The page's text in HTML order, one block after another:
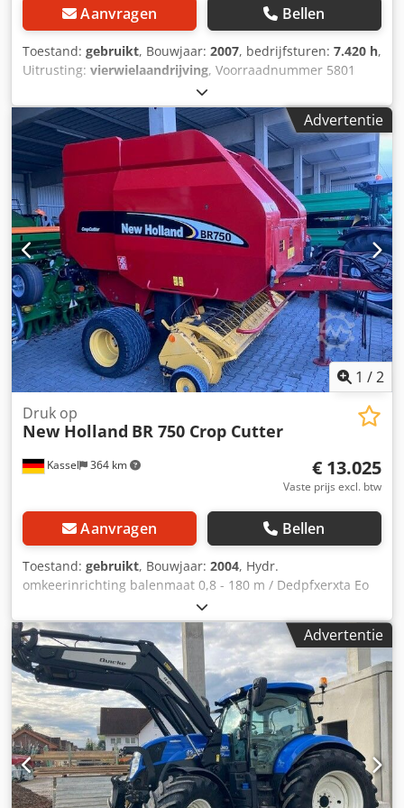
Aanvragen Bellen
Toestand: gebruikt, Bouwjaar: 2007, bedrijfsturen: 7.420 h,
Uitrusting: vierwielaandrijving, Voorraadnummer 5801
New Holland MH Plus mobiele graafmachine met
verstelbare giek ----* Fabrikant: New Holland * Type: MH
Plus * Bouwjaar: 2007 Dcodpsy Sragsfx Aivjk * Kleur: Geel *
Gesloten cabine * kW/PK: 105 kW / 143 PK * Banden: 10.00
- / dubbele banden * Afgelezen bedrijfsuren: ca. 7,4 uren
* Verstelbare giek * Sorteergrijper * 270 graden camera *
Rundum-werklamp * Maximale km/h * Hydraulische
aansluiting voor grijper * Werklampen voor op het
cabinedak * 270 liter dieseltank * 140 liter hydrauliektank
Let op mogelijke fouten in de advertentie: Ondanks
zorgvuldige samenstelling van deze advertentie kunnen er
in de tekst of specificaties incidenteel fouten voorkomen.
Wij aanvaarden geen aansprakelijkheid voor vergissingen,
wijzigingen of tussentijdse verkoop. Alle informatie is
onder voorbehoud. Neem contact met ons op om details te
verifiëren of vragen te bespreken.
Advertentie
1 /2
Kassel 364 km
Druk op
New Holland BR 750 Crop Cutter
€ 13.025
Vaste prijs excl. btw
Aanvragen Bellen
Toestand: gebruikt, Bouwjaar: 2004, Hydr.
omkeerinrichting balenmaat 0,8 - 180 m / Dedpfxerxta Eo
Advertentie